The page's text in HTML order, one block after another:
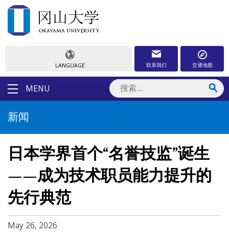
LANGUAGE 联系我们 交通地图
MENU
新闻
日本学界首个“名誉技监”诞生
——成为技术职员能力提升的
先行典范
May 26, 2026